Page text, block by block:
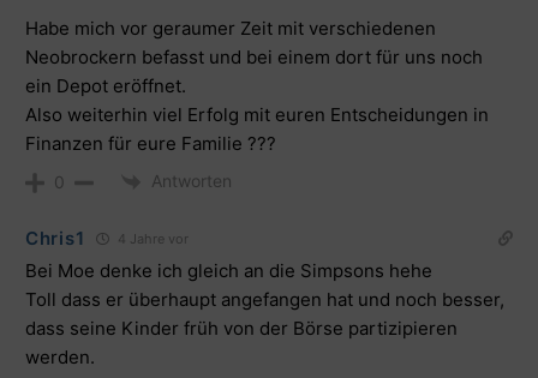
Habe mich vor geraumer Zeit mit verschiedenen
Neobrockern befasst und bei einem dort für uns noch
ein Depot eröffnet.
Also weiterhin viel Erfolg mit euren Entscheidungen in
Finanzen für eure Familie ???
0 Antworten
Chris1 4 Jahre vor
Bei Moe denke ich gleich an die Simpsons hehe
Toll dass er überhaupt angefangen hat und noch besser,
dass seine Kinder früh von der Börse partizipieren
werden.